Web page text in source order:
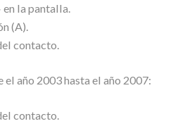
la pantalla.
(A).
contacto.
el año 2003 hasta el año 2007:
contacto.